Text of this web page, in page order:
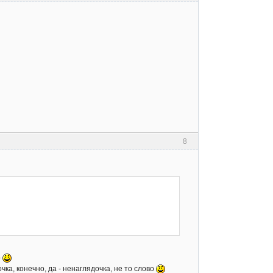
8
конечно, да - ненаглядочка, не то слово